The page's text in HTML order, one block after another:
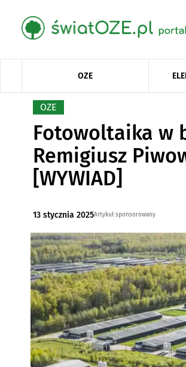
OZE
OZE
Fotowoltaika w
Remigiusz
[WYWIAD]
13 stycznia 2025Artykuł sponsorowany